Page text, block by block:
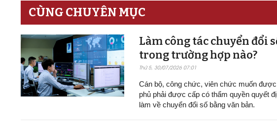
CÙNG CHUYÊN MỤC
Làm công tác chuyển đổi
trong trường hợp nào?
Thứ 5, 30/07/2026 07:01
Cán bộ, công chức, viên chức muốn
phủ phải được cấp có thẩm quyền quyết
làm về chuyển đổi số bằng văn bản.